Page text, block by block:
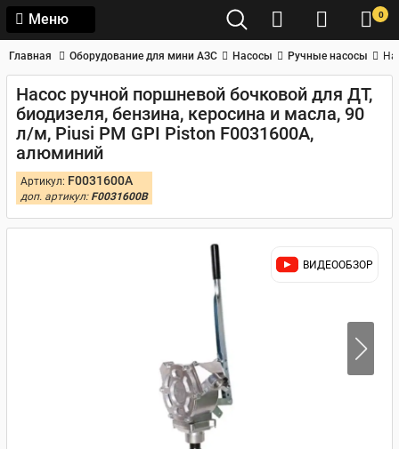
Меню 0
Главная Оборудование для мини АЗС Насосы Ручные насосы
Насос ручной поршневой бочковой для ДТ,
биодизеля, бензина, керосина и масла, 90
л/м, Piusi PM GPI Piston F0031600A,
алюминий
Артикул: F0031600A
доп. артикул: F0031600B
ВИДЕООБЗОР